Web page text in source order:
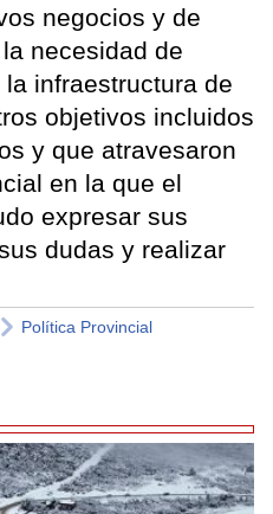
negocios y de
necesidad de
infraestructura de
objetivos incluidos
y que atravesaron
en la que el
expresar sus
dudas y realizar
Política Provincial